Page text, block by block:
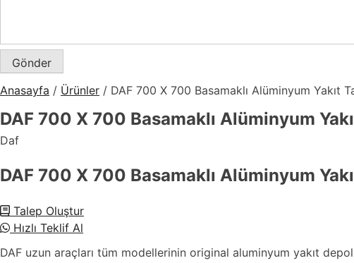
Anasayfa / Ürünler / DAF 700 X 700 Basamaklı Alüminyum Yakıt
DAF 700 X 700 Basamaklı Alüminyum
Daf
DAF 700 X 700 Basamaklı Alüminyum
Talep Oluştur
Hızlı Teklif Al
DAF uzun araçları tüm modellerinin original aluminyum yakıt